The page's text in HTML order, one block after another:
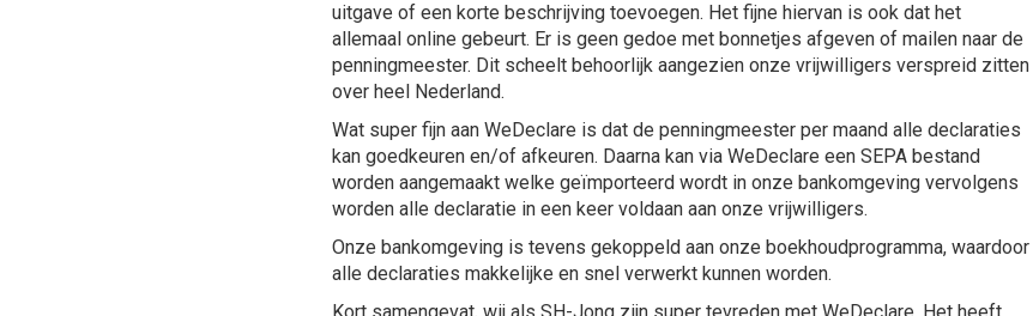
uitgave of een korte beschrijving toevoegen. Het fijne hiervan is ook dat het
allemaal online gebeurt. Er is geen gedoe met bonnetjes afgeven of mailen naar de
penningmeester. Dit scheelt behoorlijk aangezien onze vrijwilligers verspreid zitten
over heel Nederland.
Wat super fijn aan WeDeclare is dat de penningmeester per maand alle declaraties
kan goedkeuren en/of afkeuren. Daarna kan via WeDeclare een SEPA bestand
worden aangemaakt welke geïmporteerd wordt in onze bankomgeving vervolgens
worden alle declaratie in een keer voldaan aan onze vrijwilligers.
Onze bankomgeving is tevens gekoppeld aan onze boekhoudprogramma, waardoor
alle declaraties makkelijke en snel verwerkt kunnen worden.